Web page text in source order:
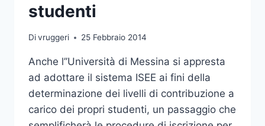
studenti
Divruggeri 25 Febbraio 2014
Anche l’’Università di Messina si appresta
ad adottare il sistema ISEE ai fini della
determinazione dei livelli di contribuzione a
carico dei propri studenti, un passaggio che